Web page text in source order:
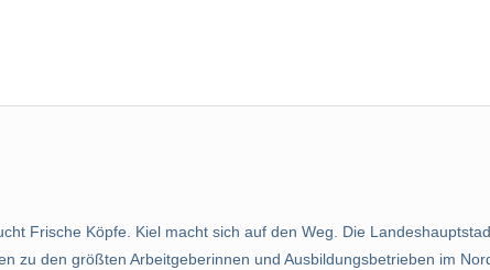
Frische Köpfe. Kiel macht sich auf den Weg. Die
zu den größten Arbeitgeberinnen und Ausbildungsbetrieben im